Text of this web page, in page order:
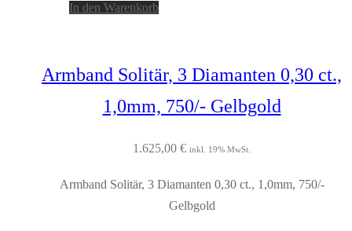
In den Warenkorb
Armband Solitär, 3 Diamanten 0,30 ct.,
1,0mm, 750/- Gelbgold
1.625,00 € inkl. 19% MwSt.
Armband Solitär, 3 Diamanten 0,30 ct., 1,0mm, 750/-
Gelbgold